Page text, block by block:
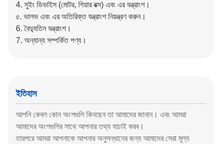
4. সুইং ডিভাইস (মোটর, গিয়ার বক্স) এবং এর যন্ত্রাংশ।
৫. ভালভ এবং এর অতিরিক্ত যন্ত্রাংশ নিয়ন্ত্রণ করুন।
6. বৈদ্যুতিন যন্ত্রাংশ।
7. অন্যান্য সম্পর্কিত পণ্য।
ইতিহাস
আপনি কেবল কোন অংশগুলি কিনছেন তা আমাদের জানান। এবং আমরা
আমাদের অংশগুলির সাথে আপনার তথ্য যাচাই করব।
তারপরে আমরা আপনাকে আপনার অনুসন্ধানের জন্য আমাদের সেরা মূল্য